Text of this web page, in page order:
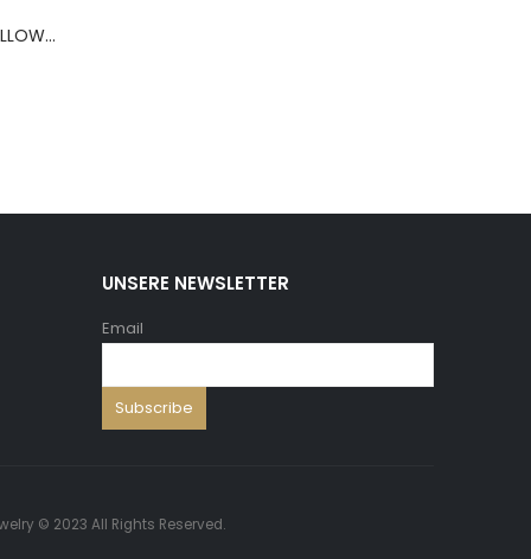
BERNS ARMBAND PILLOW+HOLD.8*8 ,5 WH.PU
UNSERE NEWSLETTER
Email
© 2023 All Rights Reserved.